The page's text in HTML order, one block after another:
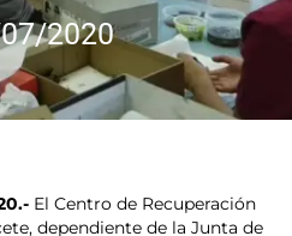
2020
El Centro de Recuperación
dependiente de la Junta de